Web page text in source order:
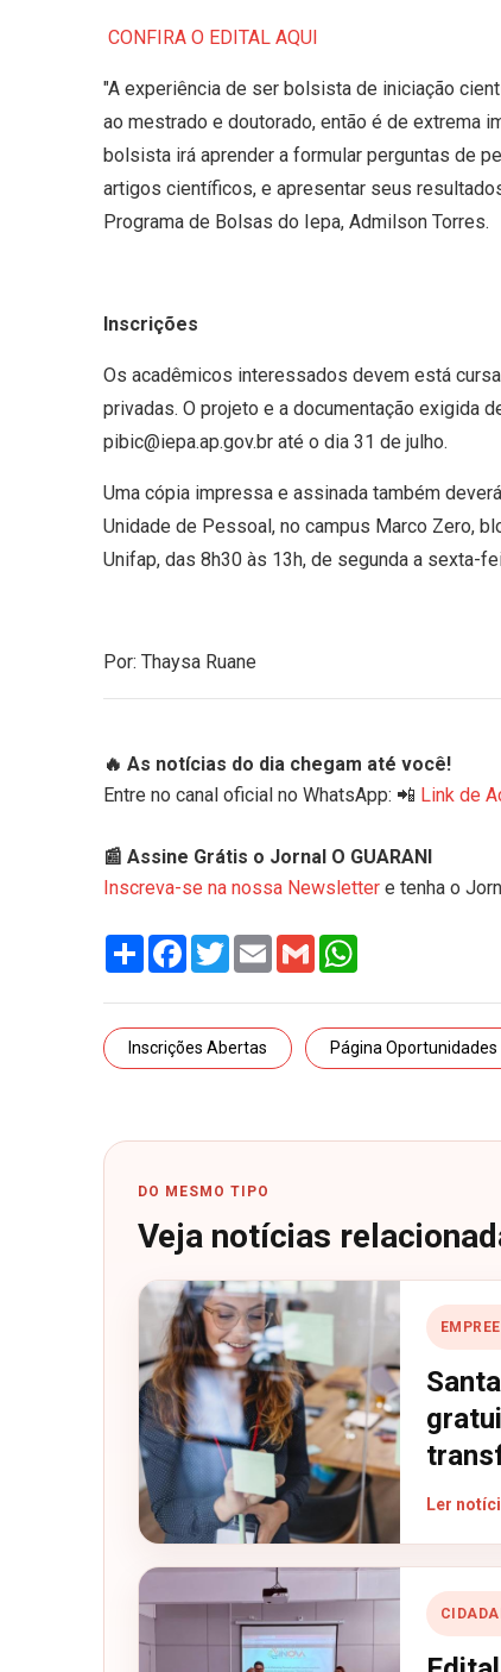
CONFIRA O EDITAL AQUI
"A experiência de ser bolsista de iniciação
ao mestrado e doutorado, então é de extrema
bolsista irá aprender a formular perguntas de
artigos científicos, e apresentar seus
Programa de Bolsas do Iepa, Admilson Torres.
Inscrições
Os acadêmicos interessados devem está
privadas. O projeto e a documentação exigida
pibic@iepa.ap.gov.br até o dia 31 de julho.
Uma cópia impressa e assinada também
Unidade de Pessoal, no campus Marco Zero,
Unifap, das 8h30 às 13h, de segunda a sexta-
Por: Thaysa Ruane
🔥 As notícias do dia chegam até você!
Entre no canal oficial no WhatsApp: 📲 Link de
📰 Assine Grátis o Jornal O GUARANI
Inscreva-se na nossa Newsletter e tenha o
Share Facebook
TwitterEmail Gmail
Inscrições Abertas Página Oportunidades
DO MESMO TIPO
Veja notícias
Ler